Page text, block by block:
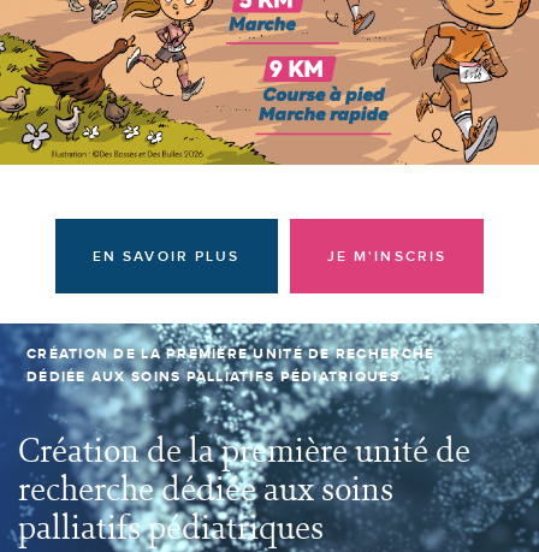
Actualités
Prendre rendez-vous
EN SAVOIR PLUS JE M'INSCRIS
CRÉATION DE LA PREMIÈRE UNITÉ DE RECHERCHE
DÉDIÉE AUX SOINS PALLIATIFS PÉDIATRIQUES
Création de la première unité de
recherche dédiée aux soins
palliatifs pédiatriques